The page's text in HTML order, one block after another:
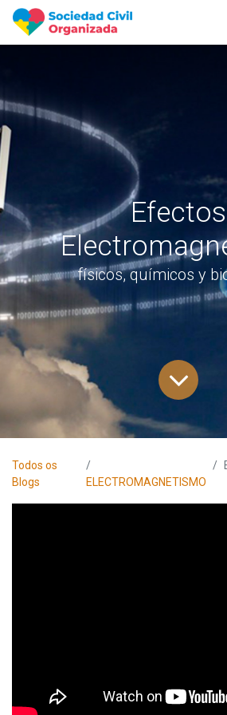
Efectos
físicos, químicos y
Todos os
Blogs
ELECTROMAGNETISMO